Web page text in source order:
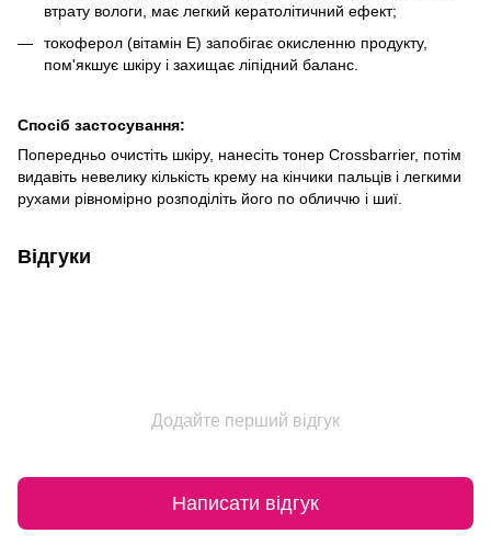
втрату вологи, має легкий кератолітичний ефект;
токоферол (вітамін Е) запобігає окисленню продукту,
пом'якшує шкіру і захищає ліпідний баланс.
Спосіб застосування:
Попередньо очистіть шкіру, нанесіть тонер Crossbarrier, потім
видавіть невелику кількість крему на кінчики пальців і легкими
рухами рівномірно розподіліть його по обличчю і шиї.
Відгуки
Додайте перший відгук
Написати відгук